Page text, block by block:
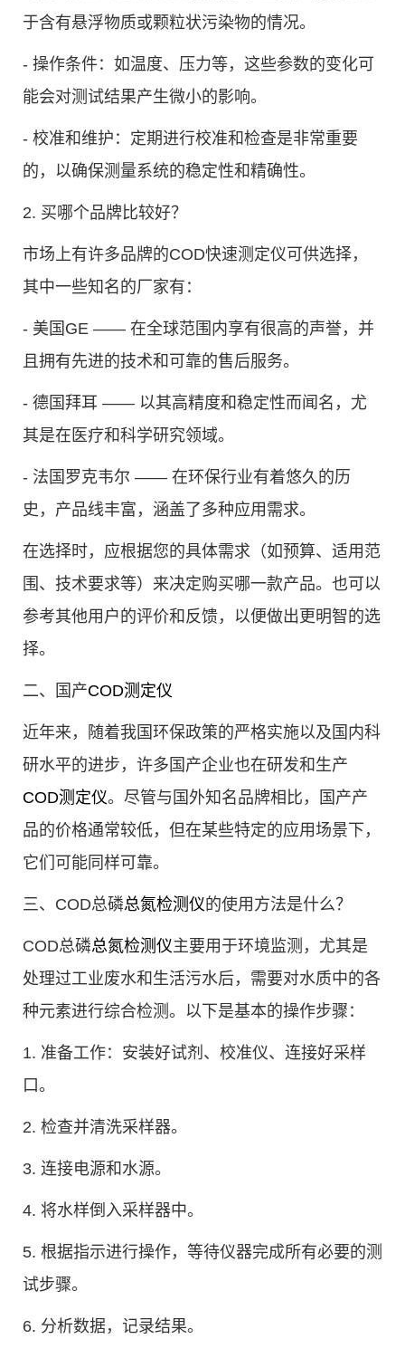
于含有悬浮物质或颗粒状污染物的情况。
- 操作条件：如温度、压力等，这些参数的变化可
能会对测试结果产生微小的影响。
- 校准和维护：定期进行校准和检查是非常重要
的，以确保测量系统的稳定性和精确性。
2. 买哪个品牌比较好？
市场上有许多品牌的COD快速测定仪可供选择，
其中一些知名的厂家有：
- 美国GE —— 在全球范围内享有很高的声誉，并
且拥有先进的技术和可靠的售后服务。
- 德国拜耳 —— 以其高精度和稳定性而闻名，尤
其是在医疗和科学研究领域。
- 法国罗克韦尔 —— 在环保行业有着悠久的历
史，产品线丰富，涵盖了多种应用需求。
在选择时，应根据您的具体需求（如预算、适用范
围、技术要求等）来决定购买哪一款产品。也可以
参考其他用户的评价和反馈，以便做出更明智的选
择。
二、国产COD测定仪
近年来，随着我国环保政策的严格实施以及国内科
研水平的进步，许多国产企业也在研发和生产
COD测定仪。尽管与国外知名品牌相比，国产产
品的价格通常较低，但在某些特定的应用场景下，
它们可能同样可靠。
三、COD总磷总氮检测仪的使用方法是什么？
COD总磷总氮检测仪主要用于环境监测，尤其是
处理过工业废水和生活污水后，需要对水质中的各
种元素进行综合检测。以下是基本的操作步骤：
1. 准备工作：安装好试剂、校准仪、连接好采样
口。
2. 检查并清洗采样器。
3. 连接电源和水源。
4. 将水样倒入采样器中。
5. 根据指示进行操作，等待仪器完成所有必要的测
试步骤。
6. 分析数据，记录结果。